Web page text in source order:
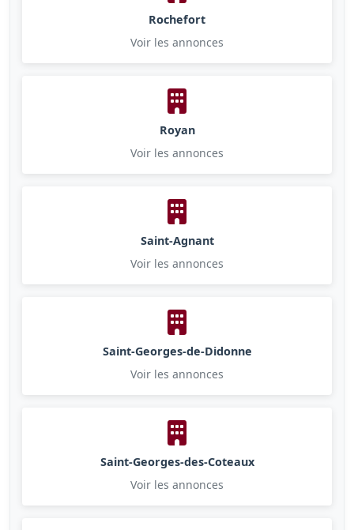
Rochefort
Voir les annonces
Royan
Voir les annonces
Saint-Agnant
Voir les annonces
Saint-Georges-de-Didonne
Voir les annonces
Saint-Georges-des-Coteaux
Voir les annonces